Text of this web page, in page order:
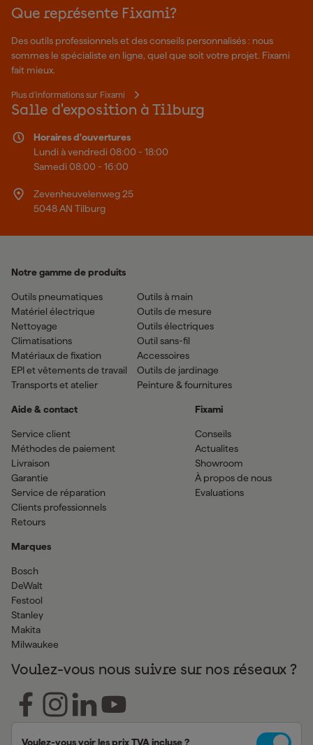
Que représente Fixami?
Des outils professionnels et des conseils personnalisés : nous
sommes le spécialiste en ligne, quel que soit votre projet. Fixami
fait mieux.
Plus d'informations sur Fixami
Salle d'exposition à Tilburg
Horaires d'ouvertures
Lundi à vendredi 08:00 - 18:00
Samedi 08:00 - 16:00
Zevenheuvelenweg 25
5048 AN Tilburg
Notre gamme de produits
Outils pneumatiques
Matériel électrique
Nettoyage
Climatisations
Matériaux de fixation
EPI et vêtements de travail
Transports et atelier
Outils à main
Outils de mesure
Outils électriques
Outil sans-fil
Accessoires
Outils de jardinage
Peinture & fournitures
Aide & contact
Service client
Méthodes de paiement
Livraison
Garantie
Service de réparation
Clients professionnels
Retours
Marques
Bosch
DeWalt
Festool
Stanley
Makita
Milwaukee
Fixami
Conseils
Actualites
Showroom
À propos de nous
Evaluations
Voulez-vous nous suivre sur nos réseaux ?
Voulez-vous voir les prix TVA incluse ?